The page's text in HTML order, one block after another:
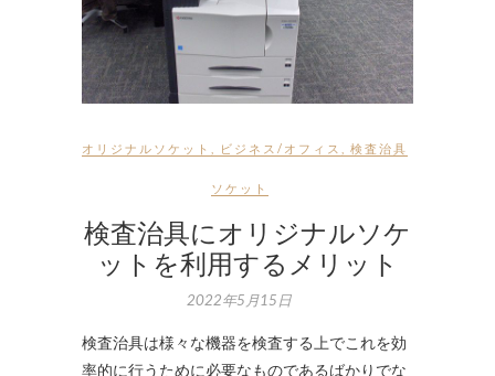
オリジナルソケット ビジネス/オフィス 検査治具
ソケット
検査治具にオリジナルソケ
ットを利用するメリット
2022年5月15日
検査治具は様々な機器を検査する上でこれを効
率的に行うために必要なものであるばかりでな